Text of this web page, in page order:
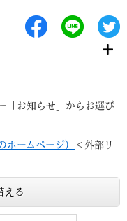
「お知らせ」からお選び
ホームページ）
＜外部リ
える